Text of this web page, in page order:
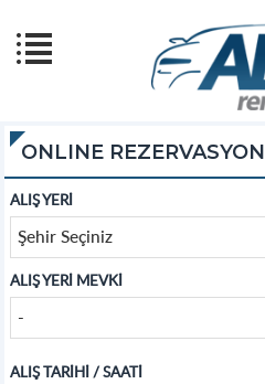
ONLINE REZERVASYON
ALIŞ YERİ
Şehir Seçiniz
ALIŞ YERİ MEVKİ
-
ALIŞ TARİHİ / SAATİ